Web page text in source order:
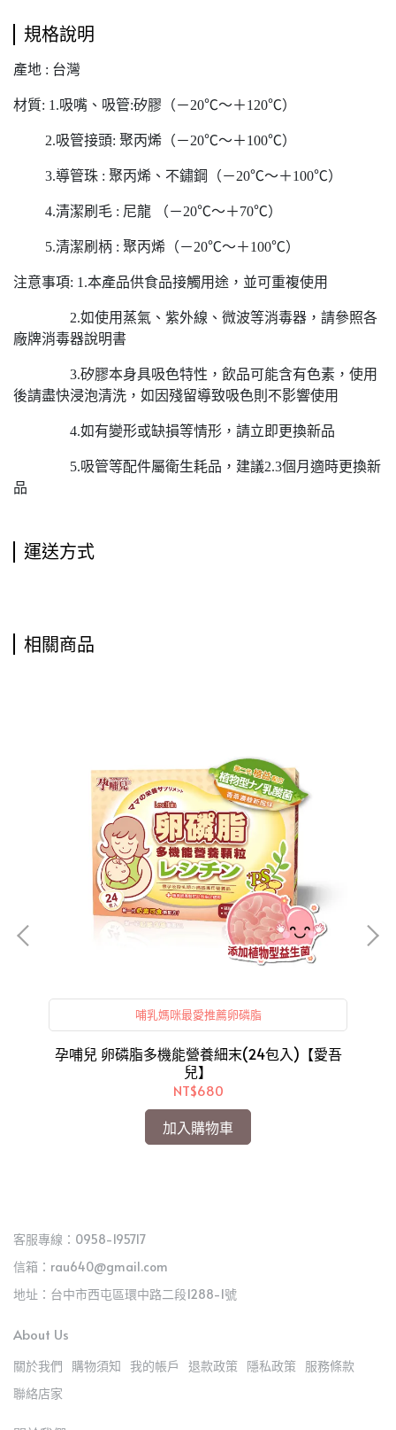
規格說明
產地 : 台灣
材質: 1.吸嘴、吸管:矽膠（－20℃～＋120℃）
2.吸管接頭: 聚丙烯（－20℃～＋100℃）
3.導管珠 : 聚丙烯、不鏽鋼（－20℃～＋100℃）
4.清潔刷毛 : 尼龍 （－20℃～＋70℃）
5.清潔刷柄 : 聚丙烯（－20℃～＋100℃）
注意事項: 1.本產品供食品接觸用途，並可重複使用
2.如使用蒸氣、紫外線、微波等消毒器，請參照各
廠牌消毒器說明書
3.矽膠本身具吸色特性，飲品可能含有色素，使用
後請盡快浸泡清洗，如因殘留導致吸色則不影響使用
4.如有變形或缺損等情形，請立即更換新品
5.吸管等配件屬衛生耗品，建議2.3個月適時更換新
品
運送方式
相關商品
哺乳媽咪最愛推薦卵磷脂
孕哺兒 卵磷脂多機能營養細末(24包入)【愛吾
兒】
NT$680
加入購物車
客服專線：0958-195717
信箱：rau640@gmail.com
地址：台中市西屯區環中路二段1288-1號
About Us
關於我們 購物須知 我的帳戶 退款政策 隱私政策 服務條款
聯絡店家